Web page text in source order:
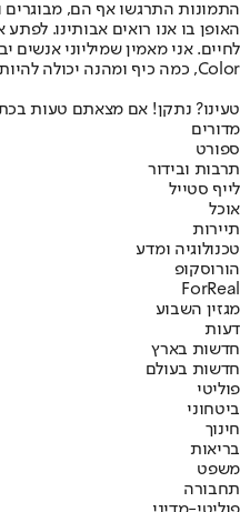
התמונות התרגשו אף הם,
האופן בו אנו רואים אבותינו.
Color, כמה כיף ומהנה יכולה להיות ההיסטוריה המשפחתית של כולנו".
טעינו? נתקן! אם מצאתם טעות
מדורים
ספורט
תרבות ובידור
לייף סטייל
אוכל
תיירות
טכנולוגיה ומדע
הורוסקופ
ForReal
מגזין השבוע
דעות
חדשות בארץ
חדשות בעולם
פוליטי
ביטחוני
חינוך
בריאות
משפט
תחבורה